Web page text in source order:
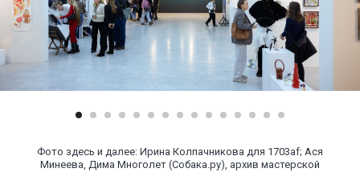
Фото здесь и далее: Ирина Колпачникова для 1703af; Ася
Минеева, Дима Многолет (Собака.ру), архив мастерской